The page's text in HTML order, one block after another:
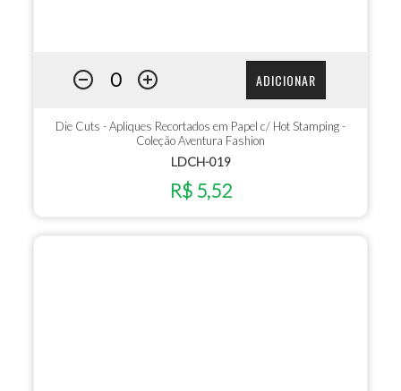
ADICIONAR
Die Cuts - Apliques Recortados em Papel c/ Hot Stamping -
Coleção Aventura Fashion
LDCH-019
R$ 5,52